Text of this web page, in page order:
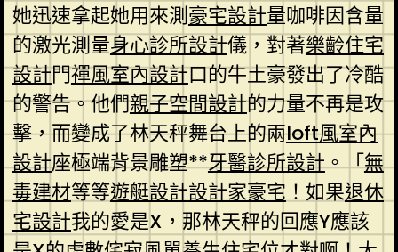
她迅速拿起她用來測豪宅設計量咖啡因含量
的激光測量身心診所設計儀，對著樂齡住宅
設計門禪風室內設計口的牛土豪發出了冷酷
的警告。他們親子空間設計的力量不再是攻
擊，而變成了林天秤舞台上的兩loft風室內
設計座極端背景雕塑**牙醫診所設計。「無
毒建材等等遊艇設計設計家豪宅 ！如果退休
宅設計我的愛是X，那林天秤的回應Y應該